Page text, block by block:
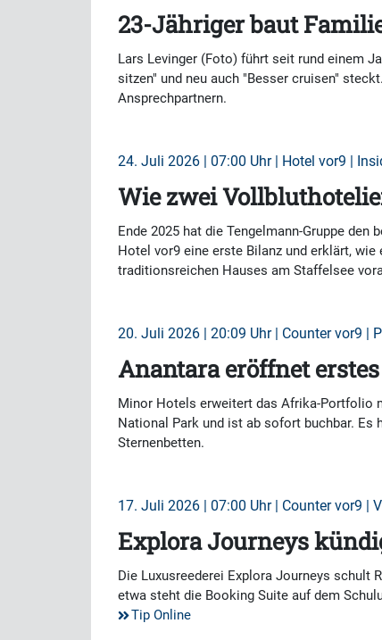
23-Jähriger baut
Lars Levinger (Foto) führt seit rund einem
sitzen" und neu auch "Besser cruisen"
Ansprechpartnern.
24. Juli 2026 | 07:00 Uhr | Hotel vor9 |
Wie zwei
Ende 2025 hat die Tengelmann-Gruppe
Hotel vor9 eine erste Bilanz und erklärt,
traditionsreichen Hauses am Staffelsee
20. Juli 2026 | 20:09 Uhr | Counter vor9 |
Anantara eröffnet
Minor Hotels erweitert das Afrika-Portfolio
National Park und ist ab sofort buchbar. Es
Sternenbetten.
17. Juli 2026 | 07:00 Uhr | Counter vor9 |
Explora Journeys
Die Luxusreederei Explora Journeys schult
etwa steht die Booking Suite auf dem
Tip Online